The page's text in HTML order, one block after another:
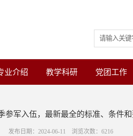
业介绍 教学科研 党团工作
参军入伍，最新最全的标准、条件和
发布日期：2024-06-11 浏览次数： 6216